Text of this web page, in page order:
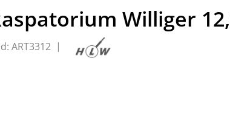
ART3312